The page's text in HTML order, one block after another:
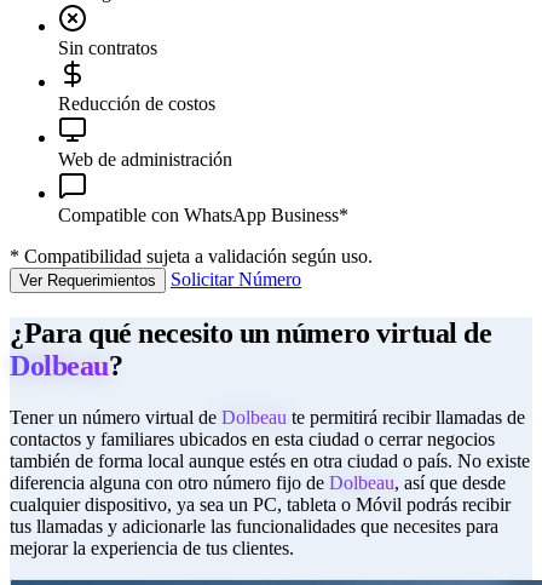
Sin contratos
Reducción de costos
Web de administración
Compatible con WhatsApp Business*
* Compatibilidad sujeta a validación según uso.
Ver Requerimientos Solicitar Número
¿Para qué necesito un número virtual de
Dolbeau?
Tener un número virtual de Dolbeau te permitirá recibir llamadas de
contactos y familiares ubicados en esta ciudad o cerrar negocios
también de forma local aunque estés en otra ciudad o país. No existe
diferencia alguna con otro número fijo de Dolbeau, así que desde
cualquier dispositivo, ya sea un PC, tableta o Móvil podrás recibir
tus llamadas y adicionarle las funcionalidades que necesites para
mejorar la experiencia de tus clientes.